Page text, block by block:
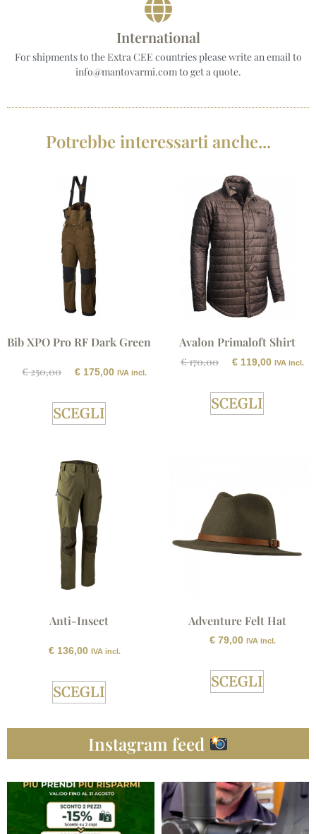
International
For shipments to the Extra CEE countries please write an email to
info@mantovarmi.com to get a quote.
Potrebbe interessarti anche...
Bib XPO Pro RF Dark Green
€250,00 € 175,00 IVA incl.
SCEGLI
Avalon Primaloft Shirt
€170,00 € 119,00 IVA incl.
SCEGLI
Anti-Insect
€136,00 IVA incl.
SCEGLI
Adventure Felt Hat
€79,00 IVA incl.
SCEGLI
Instagram feed